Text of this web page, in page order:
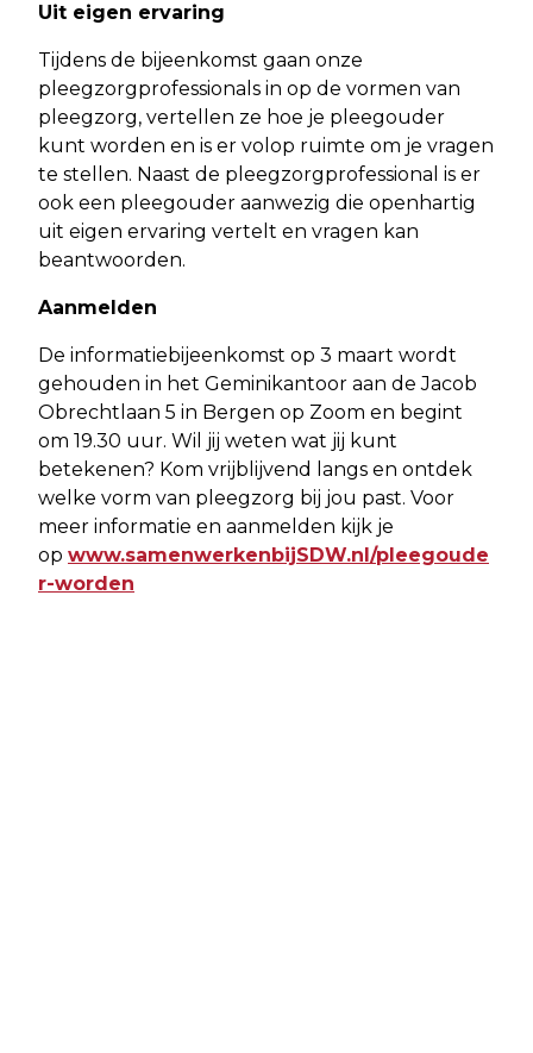
Uit eigen ervaring
Tijdens de bijeenkomst gaan onze
pleegzorgprofessionals in op de vormen van
pleegzorg, vertellen ze hoe je pleegouder
kunt worden en is er volop ruimte om je vragen
te stellen. Naast de pleegzorgprofessional is er
ook een pleegouder aanwezig die openhartig
uit eigen ervaring vertelt en vragen kan
beantwoorden.
Aanmelden
De informatiebijeenkomst op 3 maart wordt
gehouden in het Geminikantoor aan de Jacob
Obrechtlaan 5 in Bergen op Zoom en begint
om 19.30 uur. Wil jij weten wat jij kunt
betekenen? Kom vrijblijvend langs en ontdek
welke vorm van pleegzorg bij jou past. Voor
meer informatie en aanmelden kijk je
op www.samenwerkenbijSDW.nl/pleegoude
r-worden